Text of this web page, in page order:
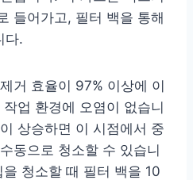
들어가고, 필터 백을 통해
다.
거 효율이 97% 이상에 이
업 환경에 오염이 없습니
상승하면 이 시점에서 중
동으로 청소할 수 있습니
청소할 때 필터 백을 10